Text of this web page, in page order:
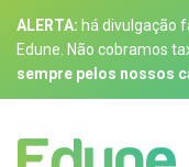
ALERTA: há divulgação
Edune. Não cobramos
sempre pelos nossos